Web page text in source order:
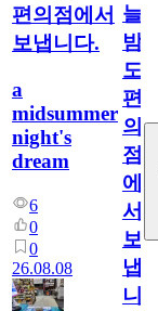
편의점에서
보냅니다.
a
midsummer
night's
dream
6
0
0
26.08.08
늘
밤
도
편
의
점
에
서
보
냅
니